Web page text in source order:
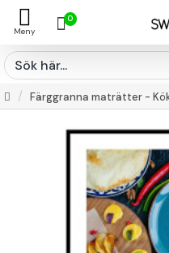
0
Färggranna maträtter -